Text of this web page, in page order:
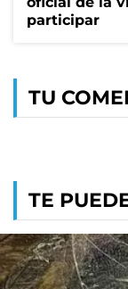
participar
TU
TE